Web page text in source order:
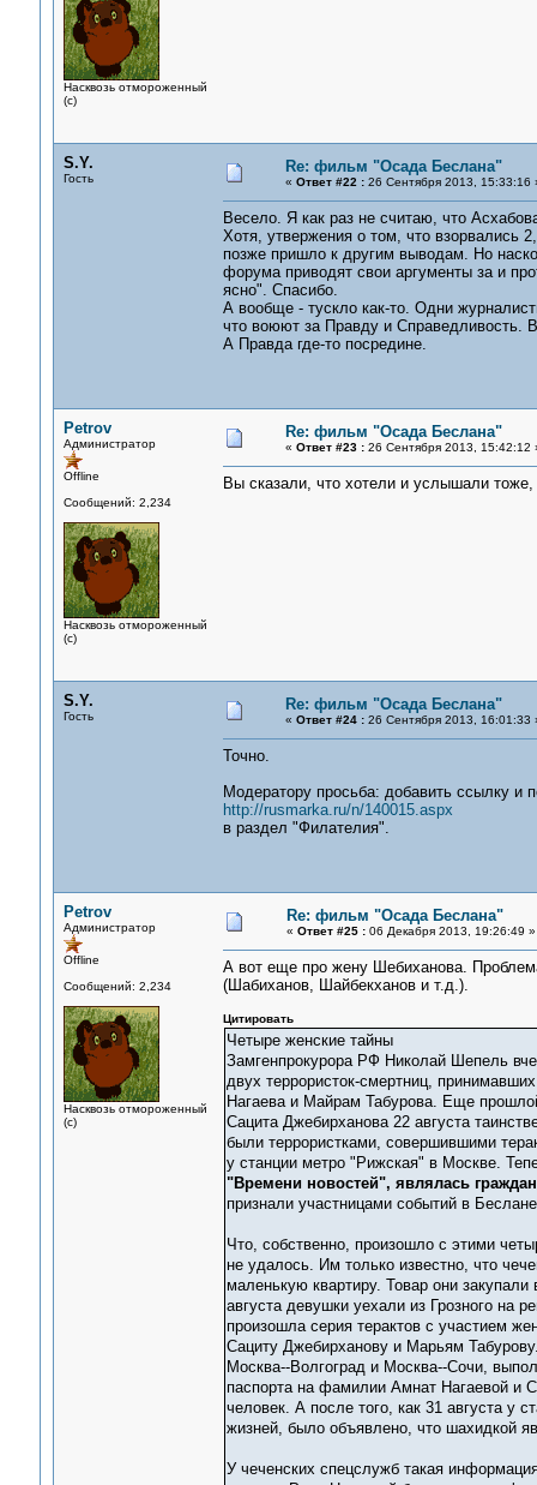
Насквозь отмороженный
(с)
S.Y.
Гость
Re: фильм "Осада Беслана"
« Ответ #22 :26 Сентября 2013, 15:33:16
Весело. Я как раз не считаю, что
Хотя, утвержения о том, что взорвались
позже пришло к другим выводам. Но
форума приводят свои аргументы за и
ясно". Спасибо.
А вообще - тускло как-то. Одни
что воюют за Правду и Справедливость.
А Правда где-то посредине.
Petrov
Администратор
Offline
Сообщений: 2,234
Насквозь отмороженный
(с)
Re: фильм "Осада Беслана"
« Ответ #23 :26 Сентября 2013, 15:42:12
Вы сказали, что хотели и услышали
S.Y.
Гость
Re: фильм "Осада Беслана"
« Ответ #24 :26 Сентября 2013, 16:01:33
Точно.
Модератору просьба: добавить ссылку и
http://rusmarka.ru/n/140015.aspx
в раздел "Филателия".
Petrov
Администратор
Offline
Сообщений: 2,234
Насквозь отмороженный
(с)
Re: фильм "Осада Беслана"
« Ответ #25 :06 Декабря 2013, 19:26:49 »
А вот еще про жену Шебиханова.
(Шабиханов, Шайбекханов и т.д.).
Цитировать
Четыре женские тайны
Замгенпрокурора РФ Николай Шепель
двух террористок-смертниц,
Нагаева и Майрам Табурова. Еще
Сацита Джебирханова 22 августа
были террористками, совершившими
у станции метро "Рижская" в Москве.
"Времени новостей", являлась
признали участницами событий в
Что, собственно, произошло с этими
не удалось. Им только известно, что
маленькую квартиру. Товар они
августа девушки уехали из Грозного на
произошла серия терактов с участием
Сациту Джебирханову и Марьям
Москва--Волгоград и Москва--Сочи,
паспорта на фамилии Амнат Нагаевой и
человек. А после того, как 31 августа у
жизней, было объявлено, что шахидкой
У чеченских спецслужб такая